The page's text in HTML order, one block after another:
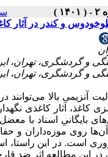
سال ۸
و کندر در آثار
آنزیمی بالا
کاغذ، آثار کاغذی
بایگانیِ اسناد با
روی موزه‌داران و
است. در این راستا،
در این مطالعه اثر